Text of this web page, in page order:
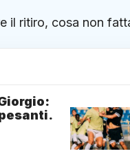
il ritiro, cosa non